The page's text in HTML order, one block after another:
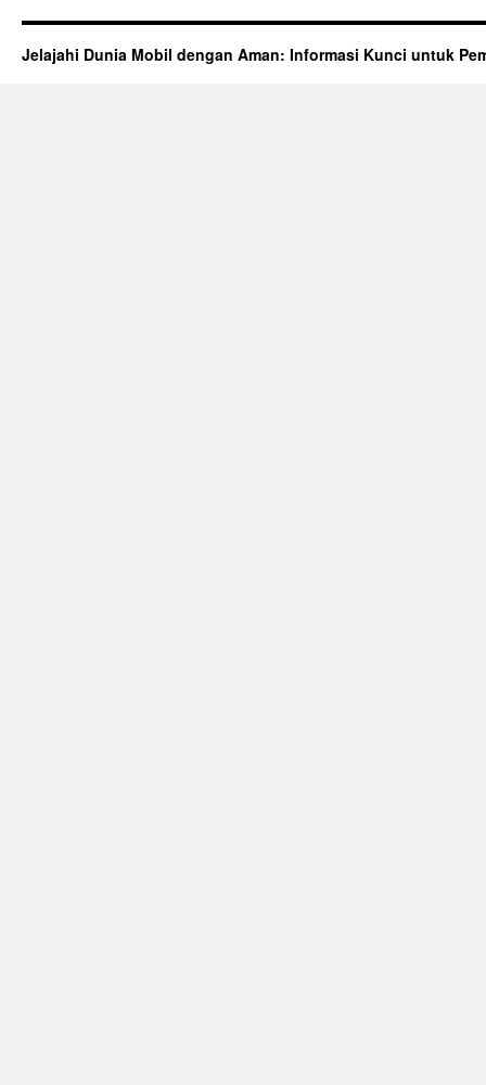
Jelajahi Dunia Mobil dengan Aman: Informasi Kunci untuk